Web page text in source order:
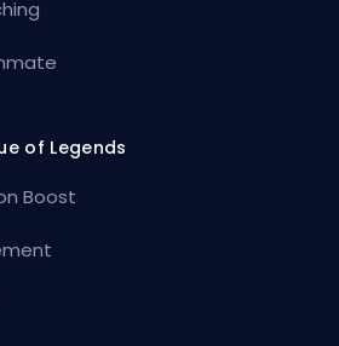
of Legends
Boost